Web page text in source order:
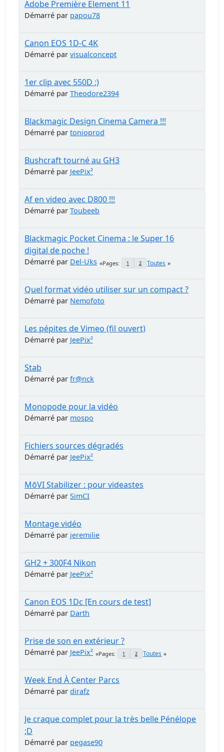
Adobe Première Element 11
Démarré par papou78
Canon EOS 1D-C 4K
Démarré parvisualconcept
1er clip avec 550D :)
Démarré parTheodore2394
Blackmagic Design Cinema Camera !!!
Démarré partonioprod
Bushcraft tourné au GH3
Démarré par JeePix²
Af en video avec D800 !!!
Démarré parToubeeb
Blackmagic Pocket Cinema : le Super 16
digital de poche !
Démarré par Del-Uks Pages 1 2 Toutes
Quel format vidéo utiliser sur un compact ?
Démarré par Nemofoto
Les pépites de Vimeo (fil ouvert)
Démarré par JeePix²
Stab
Démarré parfr@nck
Monopode pour la vidéo
Démarré par mospo
Fichiers sources dégradés
Démarré par JeePix²
MōVI Stabilizer : pour videastes
Démarré parSimCI
Montage vidéo
Démarré par jeremilie
GH2 + 300F4 Nikon
Démarré par JeePix²
Canon EOS 1Dc [En cours de test]
Démarré par Darth
Prise de son en extérieur ?
Démarré par JeePix² Pages 1 2 Toutes
Week End À Center Parcs
Démarré pardirafz
Je craque complet pour la très belle Pénélope
;D
Démarré par pegase90